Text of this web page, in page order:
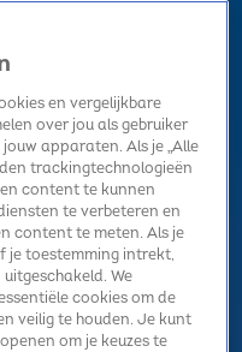
Nieuws
en vergelijkbare
over jou als gebruiker
apparaten. Als je „Alle
trackingtechnologieën
content te kunnen
te verbeteren en
content te meten. Als je
je toestemming intrekt,
We
cookies om de
veilig te houden. Je kunt
om je keuzes te